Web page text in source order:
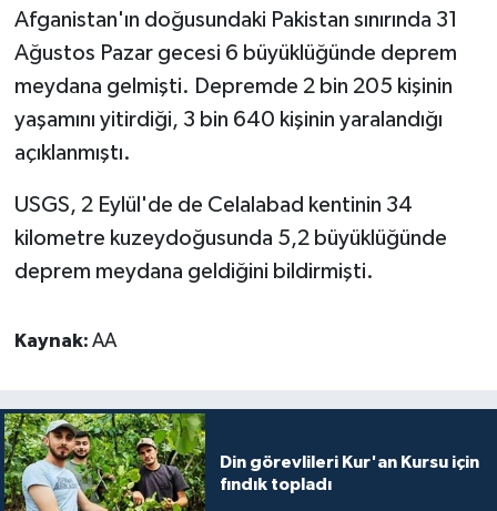
Afganistan'ın doğusundaki Pakistan sınırında 31
Ağustos Pazar gecesi 6 büyüklüğünde deprem
meydana gelmişti. Depremde 2 bin 205 kişinin
yaşamını yitirdiği, 3 bin 640 kişinin yaralandığı
açıklanmıştı.
USGS, 2 Eylül'de de Celalabad kentinin 34
kilometre kuzeydoğusunda 5,2 büyüklüğünde
deprem meydana geldiğini bildirmişti.
Kaynak: AA
Din görevlileri Kur'an Kursu için
fındık topladı
Erzurum Müftülüğü
Eskişehir Müftülüğü
Gaziantep Müftülüğü
Gümüşhane Müftülüğü
Iğdır Müftülüğü
Isparta Müftülüğü